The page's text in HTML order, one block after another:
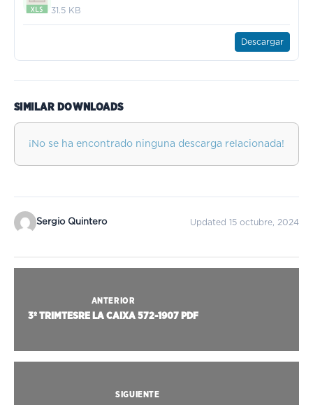
31.5 KB
Descargar
SIMILAR DOWNLOADS
¡No se ha encontrado ninguna descarga relacionada!
Sergio Quintero Updated 15 octubre, 2024
ANTERIOR
3º TRIMTESRE LA CAIXA 572-1907 PDF
SIGUIENTE